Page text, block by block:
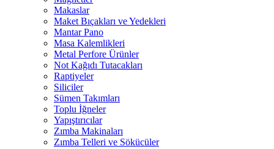
Makaslar
Maket Bıçakları ve Yedekleri
Mantar Pano
Masa Kalemlikleri
Metal Perfore Ürünler
Not Kağıdı Tutacakları
Raptiyeler
Siliciler
Sümen Takımları
Toplu İğneler
Yapıştırıcılar
Zımba Makinaları
Zımba Telleri ve Sökücüler